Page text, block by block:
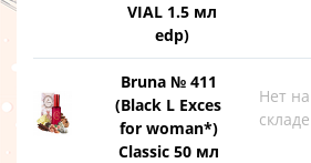
VIAL 1.5 мл
edp)
Bruna № 411
(Black L Exces
for woman*)
Classic 50 мл
Нет на
складе